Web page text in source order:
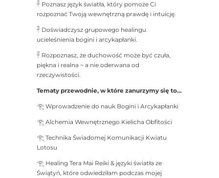
𓋹 Poznasz język światła, który pomoże Ci
rozpoznać Twoją wewnętrzną prawdę i intuicję.
𓋹 Doświadczysz grupowego healingu
ucieleśnienia bogini i arcykapłanki.
𓋹 Rozpoznasz, że duchowość może być czuła,
piękna i realna ~ a nie oderwana od
rzeczywistości.
Tematy przewodnie, w które zanurzymy się to…
𓂀 Wprowadzenie do nauk Bogini i Arcykapłanki
𓂀 Alchemia Wewnętrznego Kielicha Obfitości
𓂀 Technika Świadomej Komunikacji Kwiatu
Lotosu
𓂀 Healing Tera Mai Reiki & języki światła ze
Świątyń, które odwiedziłam podczas mojej